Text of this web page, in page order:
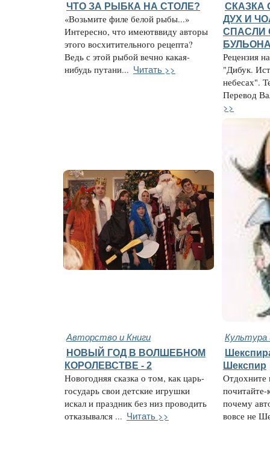
ЧТО ЗА РЫБКА НА СТОЛЕ?
«Возьмите филе белой рыбы...»
Интересно, что имеютввиду авторы
этого восхитительного рецепта?
Ведь с этой рыбой вечно какая-
нибудь путани... Читать >>
СКАЗКА
ДУХ И
СПАСЛИ
Рецензия
"Дибук.
небесах".
Перевод
>>
Авторство и Книги Культура
НОВЫЙ ГОД В ВОЛШЕБНОМ
КОРОЛЕВСТВЕ - 2
Новогодняя сказка о том, как царь-
государь свои детские игрушки
искал и праздник без низ проводить
отказывался ... Читать >>
Шекспир
Отдохните
почему
вовсе не